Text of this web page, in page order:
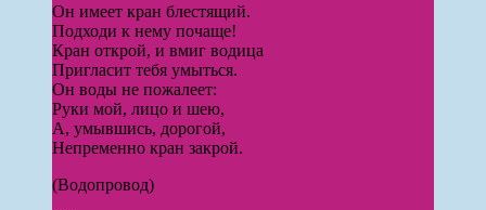
Он имеет кран блестящий.
Подходи к нему почаще!
Кран открой, и вмиг водица
Пригласит тебя умыться.
Он воды не пожалеет:
Руки мой, лицо и шею,
А, умывшись, дорогой,
Непременно кран закрой.
(Водопровод)